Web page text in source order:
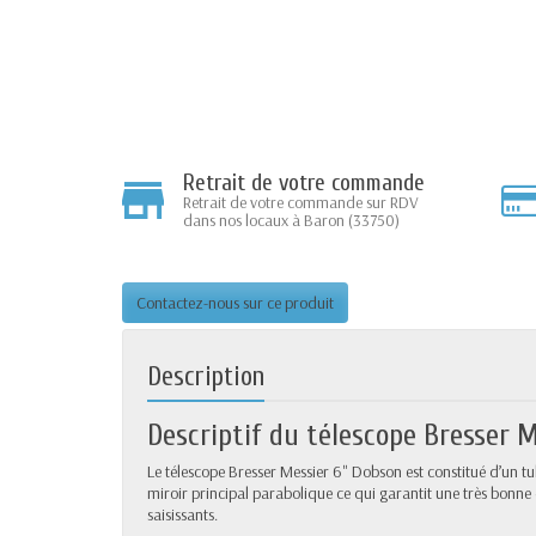
Retrait de votre commande
Retrait de votre commande sur RDV
dans nos locaux à Baron (33750)
Contactez-nous sur ce produit
Description
Descriptif du télescope Bresser
Le télescope Bresser Messier 6" Dobson est constitué d’un
miroir principal parabolique ce qui garantit une très
saisissants.